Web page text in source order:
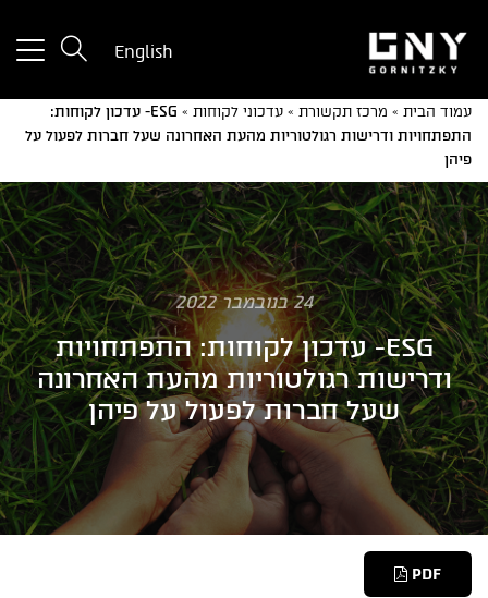
a
English
עמוד הבית » מרכז תקשורת » עדכוני לקוחות »
ESG- עדכון לקוחות:
התפתחויות ודרישות רגולטוריות מהעת האחרונה שעל חברות לפעול על
פיהן
24 בנובמבר 2022
ESG- עדכון לקוחות: התפתחויות
ודרישות רגולטוריות מהעת האחרונה
שעל חברות לפעול על פיהן
PDF